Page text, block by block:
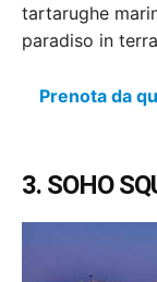
tartarughe
paradiso in
Prenota da
3. SOHO